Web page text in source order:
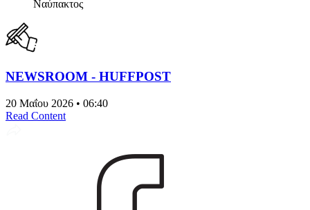
Ναύπακτος
NEWSROOM - HUFFPOST
20 Μαΐου 2026 • 06:40
Read Content